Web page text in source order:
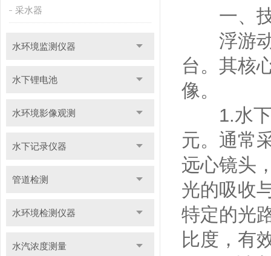
采水器
水环境监测仪器
水下锂电池
水环境影像观测
水下记录仪器
管道检测
水环境检测仪器
水汽浓度测量
一、技
浮游动
台。其核
像。
1.水下
元。通常
远心镜头
光的吸收
特定的光
比度，有